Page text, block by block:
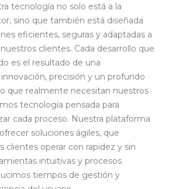
tecnología no solo está a la
sino que también está diseñada
eficientes, seguras y adaptadas a
clientes. Cada desarrollo que
es el resultado de una
precisión y un profundo
que realmente necesitan nuestros
tecnología pensada para
cada proceso. Nuestra plataforma
soluciones ágiles, que
clientes operar con rapidez y sin
intuitivas y procesos
tiempos de gestión y